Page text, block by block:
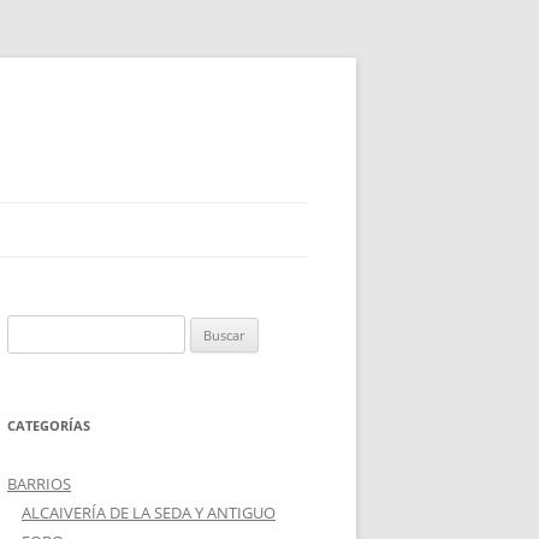
CATEGORÍAS
BARRIOS
ALCAIVERÍA DE LA SEDA Y ANTIGUO